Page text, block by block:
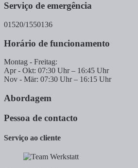
Serviço de emergência
01520/1550136
Horário de funcionamento
Montag - Freitag:
Apr - Okt: 07:30 Uhr – 16:45 Uhr
Nov - Mär: 07:30 Uhr – 16:15 Uhr
Abordagem
Pessoa de contacto
Serviço ao cliente